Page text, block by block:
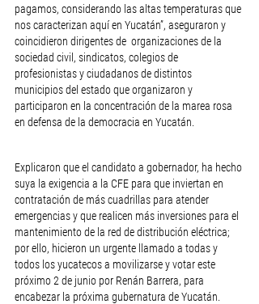
pagamos, considerando las altas temperaturas que
nos caracterizan aquí en Yucatán”, aseguraron y
coincidieron dirigentes de  organizaciones de la
sociedad civil, sindicatos, colegios de
profesionistas y ciudadanos de distintos
municipios del estado que organizaron y
participaron en la concentración de la marea rosa
en defensa de la democracia en Yucatán.
Explicaron que el candidato a gobernador, ha hecho
suya la exigencia a la CFE para que inviertan en
contratación de más cuadrillas para atender
emergencias y que realicen más inversiones para el
mantenimiento de la red de distribución eléctrica;
por ello, hicieron un urgente llamado a todas y
todos los yucatecos a movilizarse y votar este
próximo 2 de junio por Renán Barrera, para
encabezar la próxima gubernatura de Yucatán.